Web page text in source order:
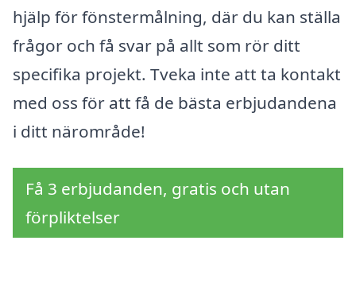
hjälp för fönstermålning, där du kan ställa
frågor och få svar på allt som rör ditt
specifika projekt. Tveka inte att ta kontakt
med oss för att få de bästa erbjudandena
i ditt närområde!
Få 3 erbjudanden, gratis och utan
förpliktelser